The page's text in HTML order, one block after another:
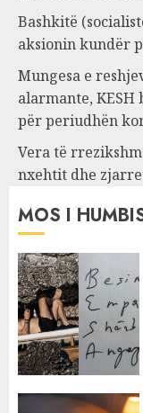
Bashkitë
aksionin kundër
Mungesa e
alarmante,
për periudhën
Vera të
nxehtit dhe
MOS I